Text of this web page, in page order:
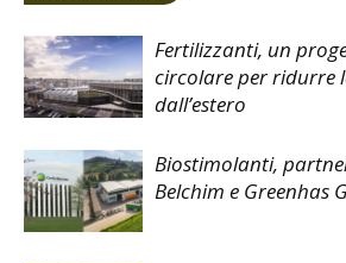
Fertilizzanti, un
circolare per ridurre
dall’estero
Biostimolanti,
Belchim e Greenhas